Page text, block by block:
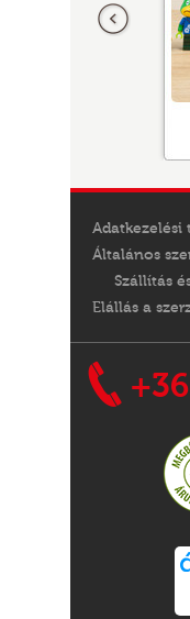
Adatkezelési
Általános
Szállítás
Elállás a